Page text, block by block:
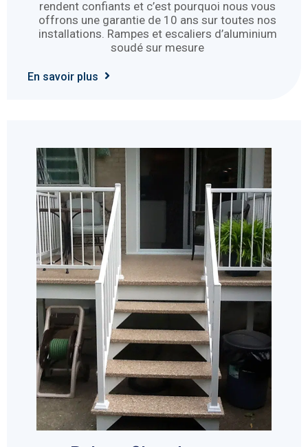
rendent confiants et c’est pourquoi nous vous
offrons une garantie de 10 ans sur toutes nos
installations. Rampes et escaliers d’aluminium
soudé sur mesure
En savoir plus